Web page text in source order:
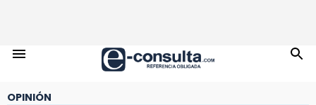
OPINIÓN